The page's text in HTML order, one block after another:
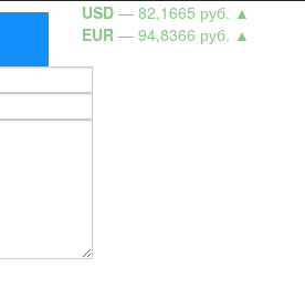
USD — 82,1665 руб. ▲
EUR — 94,8366 руб. ▲